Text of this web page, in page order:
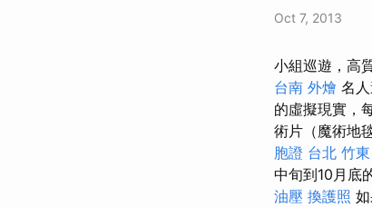
Oct 7, 2013
小組巡遊，高
台南 外燴 名
的虛擬現實，
術片（魔術地
胞證 台北 竹
中旬到10月底
油壓 換護照